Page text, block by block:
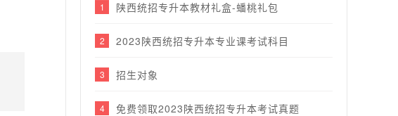
1 陕西统招专升本教材礼盒-蟠桃礼包
2 2023陕西统招专升本专业课考试科目
3 招生对象
4 免费领取2023陕西统招专升本考试真题